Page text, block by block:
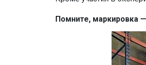
Помните, маркировка